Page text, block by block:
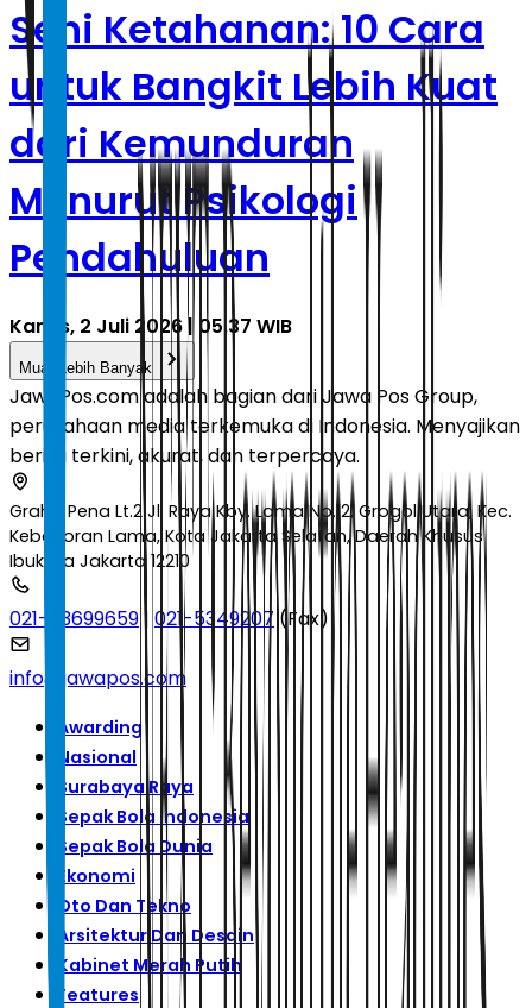
Seni Ketahanan: 10 Cara
untuk Bangkit Lebih Kuat
dari Kemunduran
Menurut Psikologi
Pendahuluan
Kamis, 2 Juli 2026 | 05.37 WIB
Muat Lebih Banyak
JawaPos.com adalah bagian dari Jawa Pos Group,
perusahaan media terkemuka di Indonesia. Menyajikan
berita terkini, akurat, dan terpercaya.
Graha Pena Lt.2 Jl. Raya Kby. Lama No.12, Grogol Utara, Kec.
Kebayoran Lama, Kota Jakarta Selatan, Daerah Khusus
Ibukota Jakarta 12210
021-53699659| 021-5349207(Fax)
info@jawapos.com
Awarding
Nasional
Surabaya Raya
Sepak Bola Indonesia
Sepak Bola Dunia
Ekonomi
Oto Dan Tekno
Arsitektur Dan Desain
Kabinet Merah Putih
Features